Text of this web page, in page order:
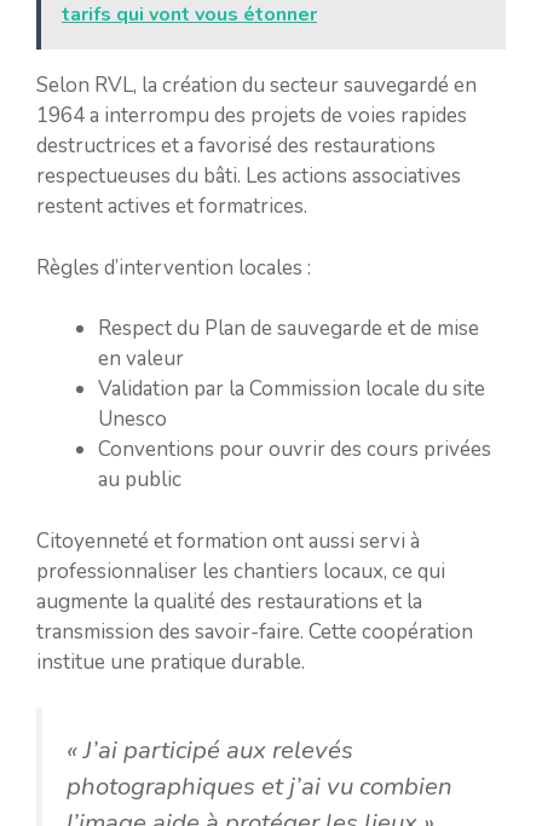
tarifs qui vont vous étonner
Selon RVL, la création du secteur sauvegardé en
1964 a interrompu des projets de voies rapides
destructrices et a favorisé des restaurations
respectueuses du bâti. Les actions associatives
restent actives et formatrices.
Règles d’intervention locales :
Respect du Plan de sauvegarde et de mise
en valeur
Validation par la Commission locale du site
Unesco
Conventions pour ouvrir des cours privées
au public
Citoyenneté et formation ont aussi servi à
professionnaliser les chantiers locaux, ce qui
augmente la qualité des restaurations et la
transmission des savoir-faire. Cette coopération
institue une pratique durable.
« J’ai participé aux relevés
photographiques et j’ai vu combien